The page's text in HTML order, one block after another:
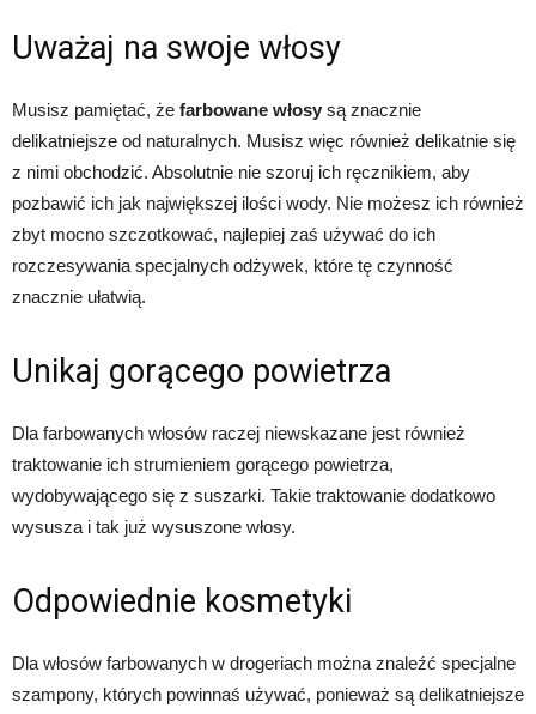
Uważaj na swoje włosy
Musisz pamiętać, że farbowane włosy są znacznie
delikatniejsze od naturalnych. Musisz więc również delikatnie się
z nimi obchodzić. Absolutnie nie szoruj ich ręcznikiem, aby
pozbawić ich jak największej ilości wody. Nie możesz ich również
zbyt mocno szczotkować, najlepiej zaś używać do ich
rozczesywania specjalnych odżywek, które tę czynność
znacznie ułatwią.
Unikaj gorącego powietrza
Dla farbowanych włosów raczej niewskazane jest również
traktowanie ich strumieniem gorącego powietrza,
wydobywającego się z suszarki. Takie traktowanie dodatkowo
wysusza i tak już wysuszone włosy.
Odpowiednie kosmetyki
Dla włosów farbowanych w drogeriach można znaleźć specjalne
szampony, których powinnaś używać, ponieważ są delikatniejsze